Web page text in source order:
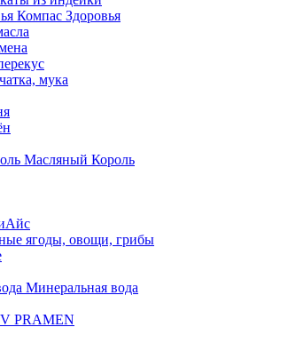
Компас Здоровья
мука
Масляный Король
ягоды, овощи, грибы
Минеральная вода
PRAMEN